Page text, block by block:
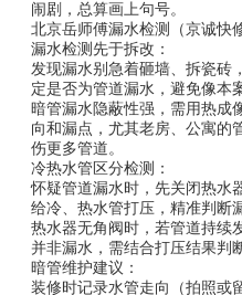
闹剧，总算画上句号。
北京岳师傅漏水检测（京诚快
漏水检测先于拆改：
发现漏水别急着砸墙、拆瓷砖
定是否为管道漏水，避免像本
暗管漏水隐蔽性强，需用热成
向和漏点，尤其老房、公寓的
伤更多管道。
冷热水管区分检测：
怀疑管道漏水时，先关闭热水
给冷、热水管打压，精准判断
热水器无角阀时，若管道持续
并非漏水，需结合打压结果判
暗管维护建议：
装修时记录水管走向（拍照或